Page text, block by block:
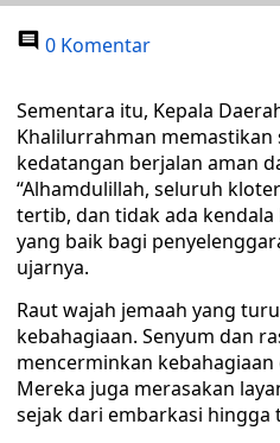
0 Komentar
Sementara itu, Kepala
Khalilurrahman memastikan
kedatangan berjalan aman
“Alhamdulillah, seluruh
tertib, dan tidak ada
yang baik bagi
ujarnya.
Raut wajah jemaah yang
kebahagiaan. Senyum dan
mencerminkan
Mereka juga merasakan
sejak dari embarkasi hingga